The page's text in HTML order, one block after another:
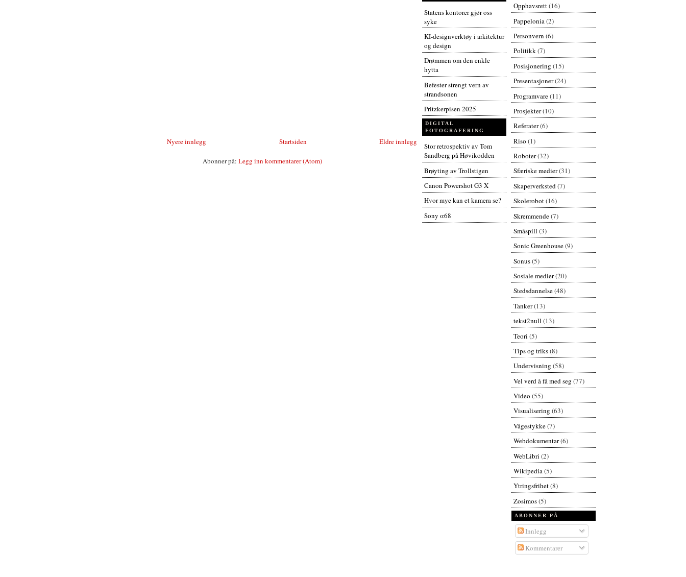
Nyere innlegg Eldre innlegg
Startsiden
Abonner på: Legg inn kommentarer (Atom)
Statens kontorer gjør oss
syke
KI-designverktøy i arkitektur
og design
Drømmen om den enkle
hytta
Befester strengt vern av
strandsonen
Pritzkerpisen 2025
DIGITAL
FOTOGRAFERING
Stor retrospektiv av Tom
Sandberg på Høvikodden
Brøyting av Trollstigen
Canon Powershot G3 X
Hvor mye kan et kamera se?
Sony α68
Opphavsrett(16)
Pappelonia(2)
Personvern (6)
Politikk(7)
Posisjonering (15)
Presentasjoner(24)
Programvare(11)
Prosjekter(10)
Referater(6)
Riso (1)
Roboter(32)
Sfæriske medier(31)
Skaperverksted(7)
Skolerobot(16)
Skremmende(7)
Småspill (3)
Sonic Greenhouse(9)
Sonus(5)
Sosiale medier(20)
Stedsdannelse(48)
Tanker(13)
tekst2null (13)
Teori (5)
Tips og triks(8)
Undervisning (58)
Vel verd å få med seg (77)
Video (55)
Visualisering (63)
Vågestykke(7)
Webdokumentar(6)
WebLibri (2)
Wikipedia(5)
Ytringsfrihet(8)
Zosimos(5)
ABONNER PÅ
Innlegg
Kommentarer